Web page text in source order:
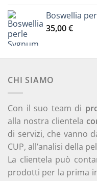
Boswellia
35,00€
CHI SIAMO
Con il suo team di
alla nostra clientela
di servizi, che vanno
CUP, all’analisi della
La clientela può
prodotti per la prima